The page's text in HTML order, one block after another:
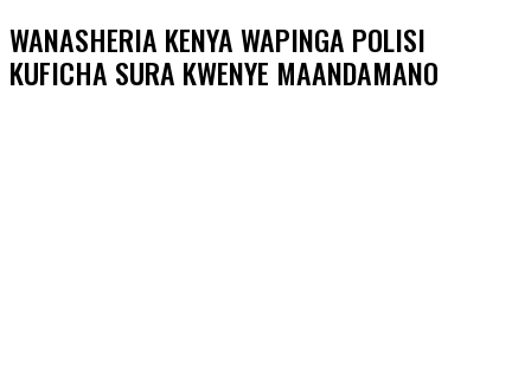
WANASHERIA KENYA WAPINGA POLISI
KUFICHA SURA KWENYE MAANDAMANO